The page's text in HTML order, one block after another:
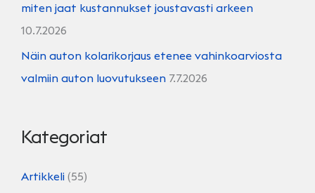
miten jaat kustannukset joustavasti arkeen
10.7.2026
Näin auton kolarikorjaus etenee vahinkoarviosta
valmiin auton luovutukseen 7.7.2026
Kategoriat
Artikkeli (55)